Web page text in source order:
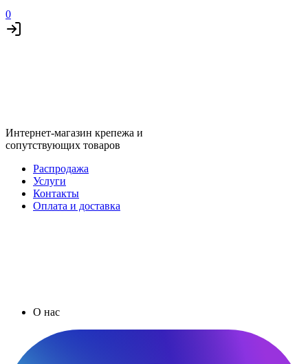
0
Интернет-магазин крепежа и
сопутствующих товаров
Распродажа
Услуги
Контакты
Оплата и доставка
О нас